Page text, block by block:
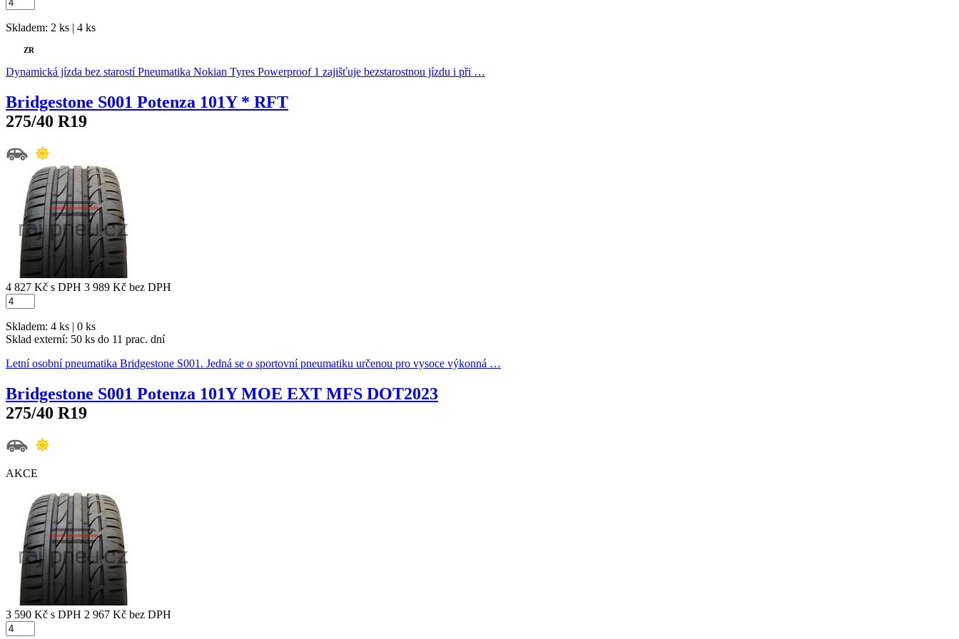
Skladem: 2 ks | 4 ks
ZR
Dynamická jízda bez starostí Pneumatika Nokian Tyres Powerproof 1 zajišťuje bezstarostnou jízdu i při …
Bridgestone S001 Potenza 101Y * RFT
275/40 R19
4 827 Kč s DPH 3 989 Kč bez DPH
Skladem: 4 ks | 0 ks
Sklad externí: 50 ks do 11 prac. dní
Letní osobní pneumatika Bridgestone S001. Jedná se o sportovní pneumatiku určenou pro vysoce výkonná …
Bridgestone S001 Potenza 101Y MOE EXT MFS DOT2023
275/40 R19
AKCE
3 590 Kč s DPH 2 967 Kč bez DPH